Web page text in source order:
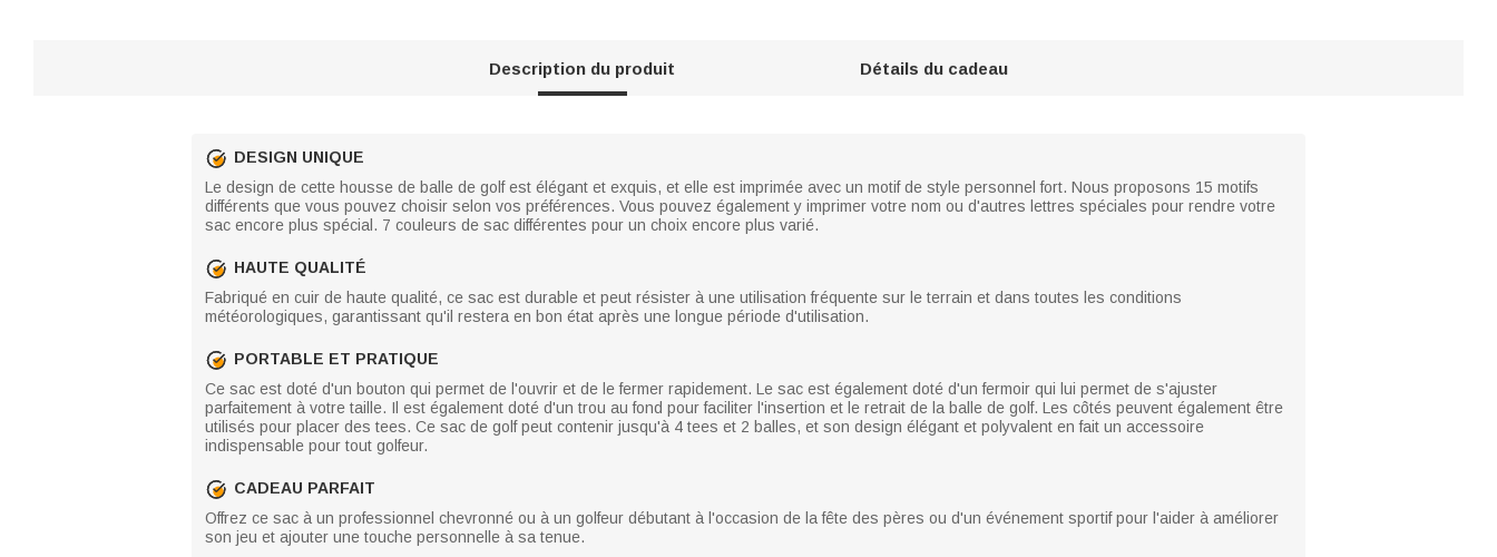
Description du produit Détails du cadeau
DESIGN UNIQUE
Le design de cette housse de balle de golf est élégant et exquis, et elle est imprimée avec un motif de style personnel fort. Nous proposons 15 motifs
différents que vous pouvez choisir selon vos préférences. Vous pouvez également y imprimer votre nom ou d'autres lettres spéciales pour rendre votre
sac encore plus spécial. 7 couleurs de sac différentes pour un choix encore plus varié.
HAUTE QUALITÉ
Fabriqué en cuir de haute qualité, ce sac est durable et peut résister à une utilisation fréquente sur le terrain et dans toutes les conditions
météorologiques, garantissant qu'il restera en bon état après une longue période d'utilisation.
PORTABLE ET PRATIQUE
Ce sac est doté d'un bouton qui permet de l'ouvrir et de le fermer rapidement. Le sac est également doté d'un fermoir qui lui permet de s'ajuster
parfaitement à votre taille. Il est également doté d'un trou au fond pour faciliter l'insertion et le retrait de la balle de golf. Les côtés peuvent également être
utilisés pour placer des tees. Ce sac de golf peut contenir jusqu'à 4 tees et 2 balles, et son design élégant et polyvalent en fait un accessoire
indispensable pour tout golfeur.
CADEAU PARFAIT
Offrez ce sac à un professionnel chevronné ou à un golfeur débutant à l'occasion de la fête des pères ou d'un événement sportif pour l'aider à améliorer
son jeu et ajouter une touche personnelle à sa tenue.